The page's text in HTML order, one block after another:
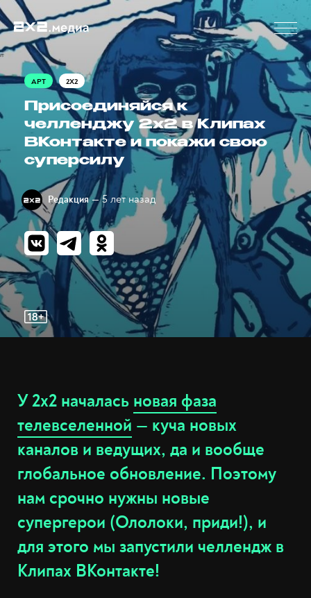
АРТ 2X2
Присоединяйся к
челленджу 2х2 в Клипах
ВКонтакте и покажи свою
суперсилу
Редакция — 5 лет назад
У 2х2 началась новая фаза
телевселенной — куча новых
каналов и ведущих, да и вообще
глобальное обновление. Поэтому
нам срочно нужны новые
супергерои (Ололоки, приди!), и
для этого мы запустили челлендж в
Клипах ВКонтакте!